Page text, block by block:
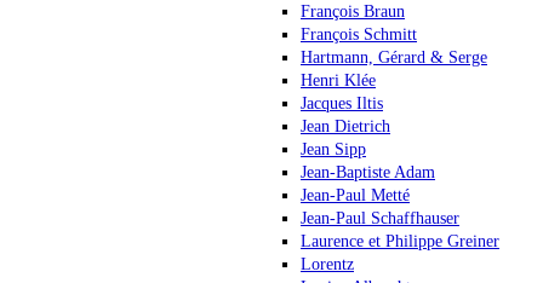
François Braun
François Schmitt
Hartmann, Gérard & Serge
Henri Klée
Jacques Iltis
Jean Dietrich
Jean Sipp
Jean-Baptiste Adam
Jean-Paul Metté
Jean-Paul Schaffhauser
Laurence et Philippe Greiner
Lorentz